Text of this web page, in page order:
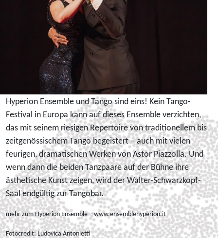
Hyperion Ensemble und Tango sind eins! Kein Tango-
Festival in Europa kann auf dieses Ensemble verzichten,
das mit seinem riesigen Repertoire von traditionellem bis
zeitgenössischem Tango begeistert – auch mit vielen
feurigen, dramatischen Werken von Astor Piazzolla. Und
wenn dann die beiden Tanzpaare auf der Bühne ihre
ästhetische Kunst zeigen, wird der Walter-Schwarzkopf-
Saal endgültig zur Tangobar.
mehr zum Hyperion Ensemble - www.ensemblehyperion.it
Fotocredit: Ludovica Antonietti